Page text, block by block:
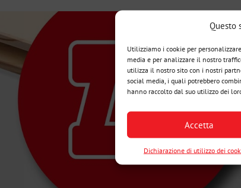
Questo
Utilizziamo i cookie per
media e per analizzare il nostro
utilizza il nostro sito con i nostri
social media, i quali potrebbero
hanno raccolto dal suo utilizzo dei
Accetta
Dichiarazione di utilizzo dei